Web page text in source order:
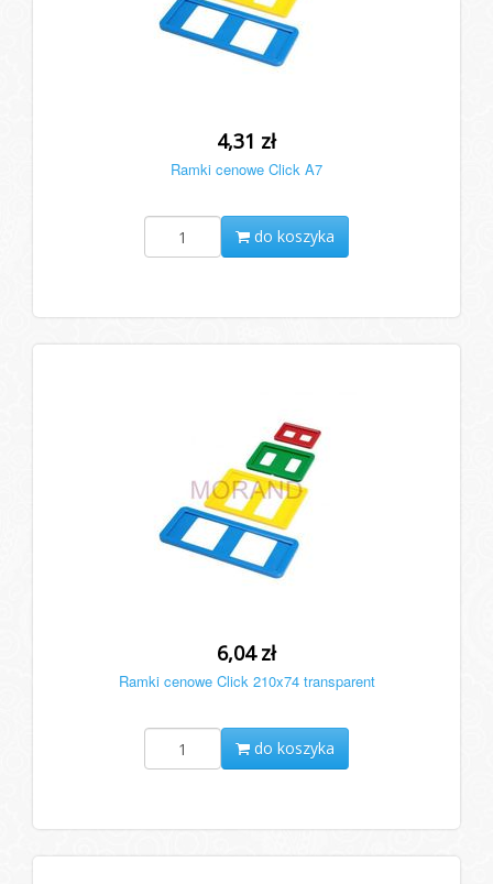
4,31 zł
Ramki cenowe Click A7
do koszyka
6,04 zł
Ramki cenowe Click 210x74 transparent
do koszyka